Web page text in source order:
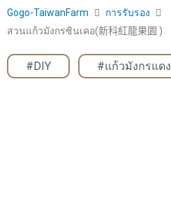
Gogo-TaiwanFarm
การรับรอง
สวนแก้วมังกรซินเคอ(新科紅龍果園 )
#DIY #แก้วมังกรแดง